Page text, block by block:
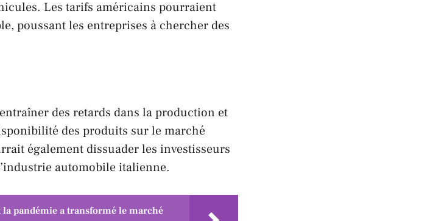
Les tarifs américains pourraient
poussant les entreprises à chercher des
des retards dans la production et
des produits sur le marché
également dissuader les investisseurs
automobileitalienne.
pandémie a transformé le marché